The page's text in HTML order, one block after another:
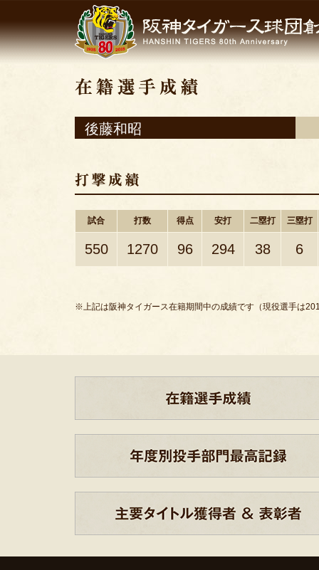
後藤和昭
試合 打数 得点 安打 二塁打 三塁打
550 1270 96 294 38 6
※上記は阪神タイガース在籍期間中の成績です（現役選手は